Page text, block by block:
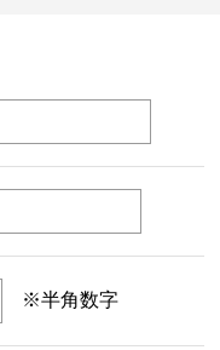
※半角数字